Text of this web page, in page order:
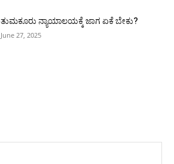
ತುಮಕೂರು ನ್ಯಾಯಾಲಯಕ್ಕೆ ಜಾಗ ಏಕೆ ಬೇಕು?
June 27, 2025